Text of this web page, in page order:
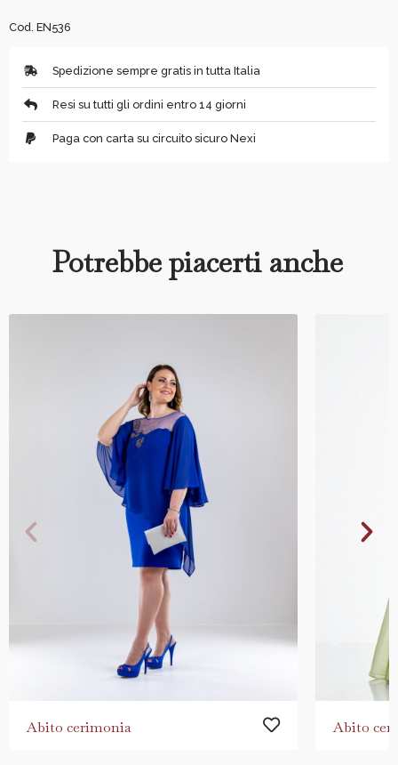
Cod. EN536
Spedizione sempre gratis in tutta Italia
Resi su tutti gli ordini entro 14 giorni
Paga con carta su circuito sicuro Nexi
Potrebbe piacerti anche
Abito cerimonia Abito